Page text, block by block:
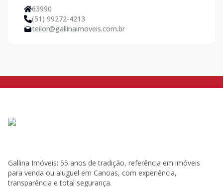
63990
(51) 99272-4213
teilor@gallinaimoveis.com.br
Gallina Imóveis: 55 anos de tradição, referência em imóveis
para venda ou aluguel em Canoas, com experiência,
transparência e total segurança.